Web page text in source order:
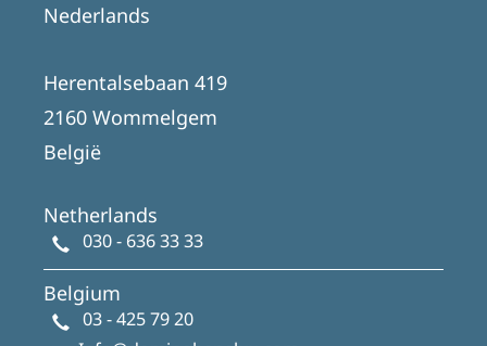
Nederlands
Herentalsebaan 419
2160 Wommelgem
België
Netherlands
030 - 636 33 33
Belgium
03 - 425 79 20